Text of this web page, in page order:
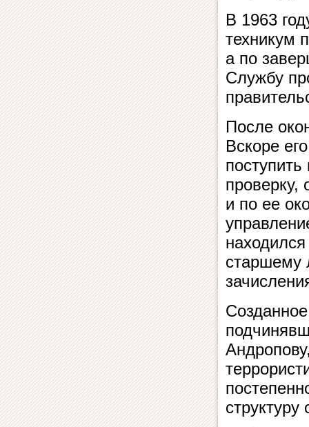
В 1963
техникум
а по
Службу
После
Вскоре
и по ее
старшему
структуру